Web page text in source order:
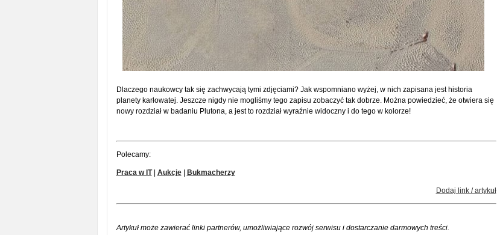
Dlaczego naukowcy tak się zachwycają tymi zdjęciami? Jak wspomniano wyżej, w nich zapisana jest historia
planety karłowatej. Jeszcze nigdy nie mogliśmy tego zapisu zobaczyć tak dobrze. Można powiedzieć, że otwiera się
nowy rozdział w badaniu Plutona, a jest to rozdział wyraźnie widoczny i do tego w kolorze!
Polecamy:
Praca w IT| Aukcje| Bukmacherzy
Dodaj link / artykuł
Artykuł może zawierać linki partnerów, umożliwiające rozwój serwisu i dostarczanie darmowych treści.